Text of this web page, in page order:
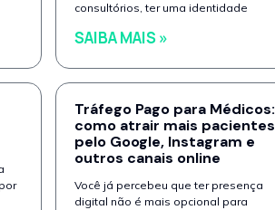
consultórios, ter uma identidade
SAIBA MAIS »
Tráfego Pago para Médicos:
como atrair mais pacientes
pelo Google, Instagram e
outros canais online
Você já percebeu que ter presença
digital não é mais opcional para